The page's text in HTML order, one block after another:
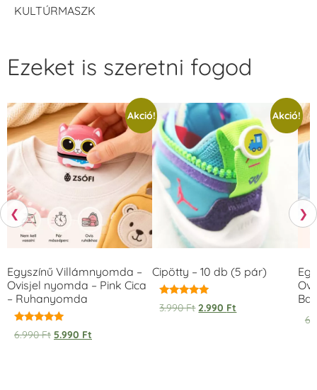
KULTÚRMASZK
❮
Ezeket is szeretni fogod
Akció!
Egyszínű Villámnyomda –
Ovisjel nyomda – Pink Cica
– Ruhanyomda
Értékelés:
5.00
6.990Ft 5.990 Ft
Akció!
Cipötty – 10 db (5 pár)
Értékelés:
5.00
3.990Ft 2.990 Ft
❯